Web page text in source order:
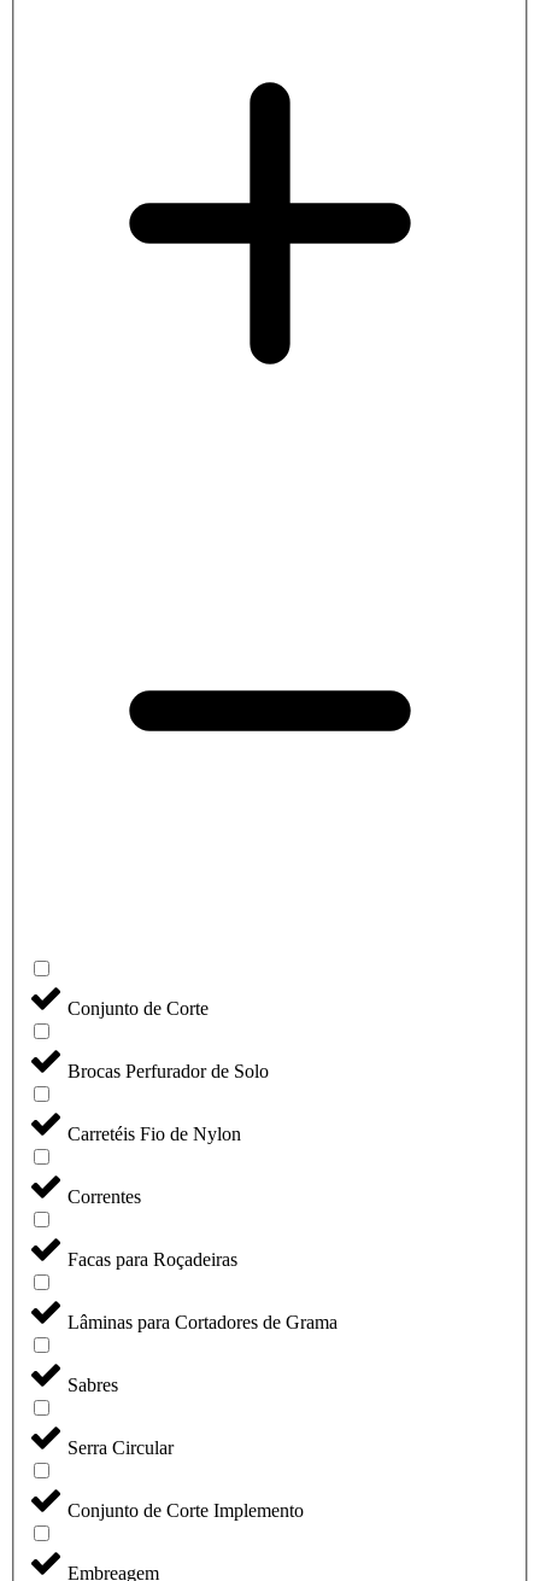
Conjunto de Corte
Brocas Perfurador de Solo
Carretéis Fio de Nylon
Correntes
Facas para Roçadeiras
Lâminas para Cortadores de Grama
Sabres
Serra Circular
Conjunto de Corte Implemento
Embreagem